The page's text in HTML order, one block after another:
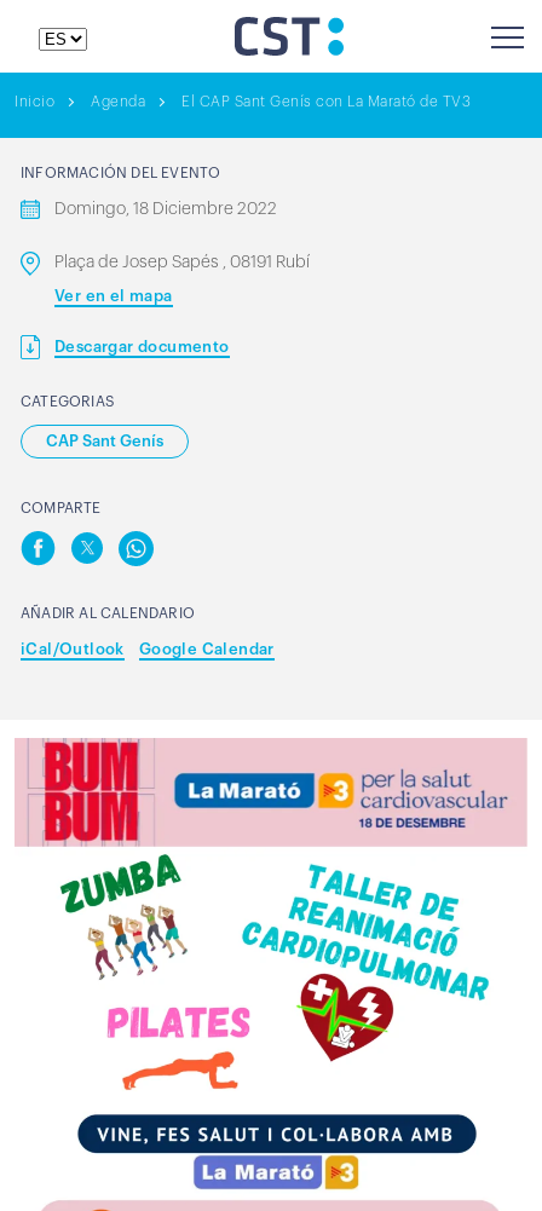
Inicio Agenda El CAP Sant Genís con La Marató de TV3
INFORMACIÓN DEL EVENTO
Domingo, 18 Diciembre 2022
Plaça de Josep Sapés , 08191 Rubí
Ver en el mapa
Descargar documento
CATEGORIAS
CAP Sant Genís
COMPARTE
AÑADIR AL CALENDARIO
iCal/Outlook Google Calendar